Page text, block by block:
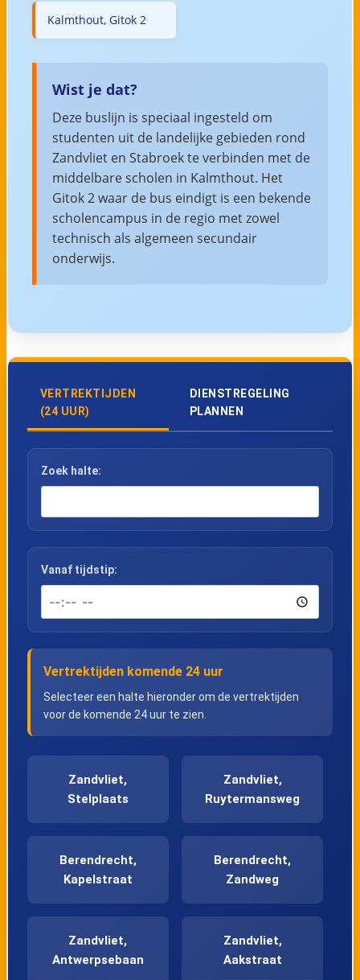
Kalmthout, Gitok 2
Wist je dat?
Deze buslijn is speciaal ingesteld om
studenten uit de landelijke gebieden rond
Zandvliet en Stabroek te verbinden met de
middelbare scholen in Kalmthout. Het
Gitok 2 waar de bus eindigt is een bekende
scholencampus in de regio met zowel
technisch als algemeen secundair
onderwijs.
VERTREKTIJDEN
(24 UUR)
DIENSTREGELING
PLANNEN
Zoek halte:
Vanaf tijdstip:
Vertrektijden komende 24 uur
Selecteer een halte hieronder om de vertrektijden
voor de komende 24 uur te zien.
Zandvliet,
Stelplaats
Zandvliet,
Ruytermansweg
Berendrecht,
Kapelstraat
Berendrecht,
Zandweg
Zandvliet,
Antwerpsebaan
Zandvliet,
Aakstraat